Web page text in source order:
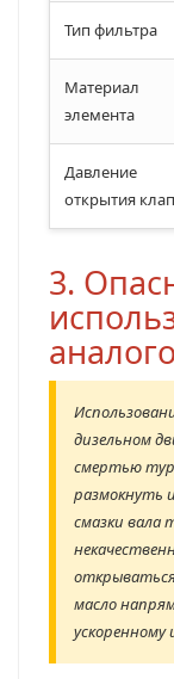
Тип фильтра
Материал
элемента
Давление
открытия
3.
дизельном
смертью
размокнуть
смазки вала
масло
ускоренному